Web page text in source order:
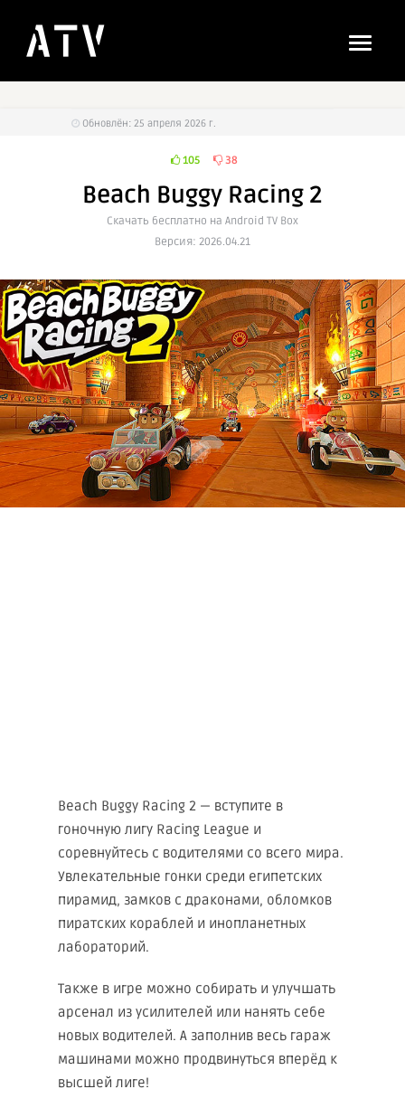
Обновлён: 25 апреля 2026 г.
105 38
Beach Buggy Racing 2
Cкачать бесплатно на Android TV Box
Версия: 2026.04.21
Beach Buggy Racing 2 — вступите в
гоночную лигу Racing League и
соревнуйтесь с водителями со всего мира.
Увлекательные гонки среди египетских
пирамид, замков с драконами, обломков
пиратских кораблей и инопланетных
лабораторий.
Также в игре можно собирать и улучшать
арсенал из усилителей или нанять себе
новых водителей. А заполнив весь гараж
машинами можно продвинуться вперёд к
высшей лиге!